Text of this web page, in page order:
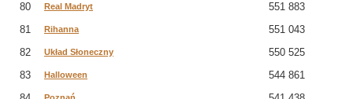
80
Real Madryt
551 883
81
Rihanna
551 043
82
Układ Słoneczny
550 525
83
Halloween
544 861